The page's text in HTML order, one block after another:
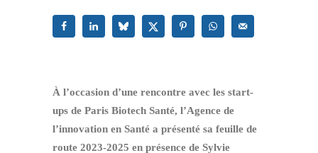
À l’occasion d’une rencontre avec les start-
ups de Paris Biotech Santé, l’Agence de
l’innovation en Santé a présenté sa feuille de
route 2023-2025 en présence de Sylvie